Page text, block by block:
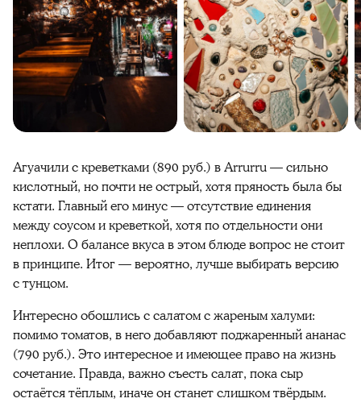
Агуачили c креветками (890 руб.) в Arrurru — сильно
кислотный, но почти не острый, хотя пряность была бы
кстати. Главный его минус — отсутствие единения
между соусом и креветкой, хотя по отдельности они
неплохи. О балансе вкуса в этом блюде вопрос не стоит
в принципе. Итог — вероятно, лучше выбирать версию
с тунцом.
Интересно обошлись с салатом с жареным халуми:
помимо томатов, в него добавляют поджаренный ананас
(790 руб.). Это интересное и имеющее право на жизнь
сочетание. Правда, важно съесть салат, пока сыр
остаётся тёплым, иначе он станет слишком твёрдым.